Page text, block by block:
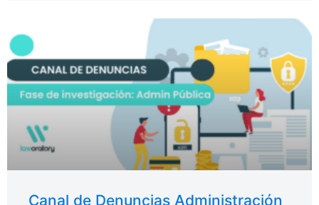
Canal de Denuncias Administración